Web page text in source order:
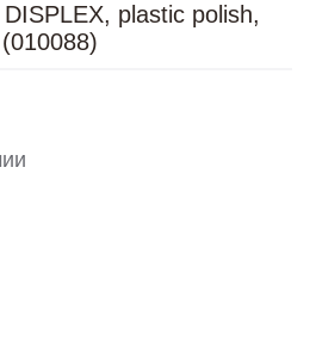
plastic polish,